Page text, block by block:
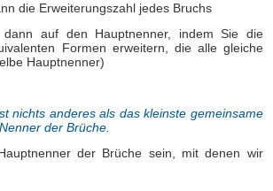
die Erweiterungszahl jedes Bruchs
auf den Hauptnenner, indem Sie die
Formen erweitern, die alle gleiche
Hauptnenner)
nichts anderes als das kleinste gemeinsame
der Brüche.
der Brüche sein, mit denen wir